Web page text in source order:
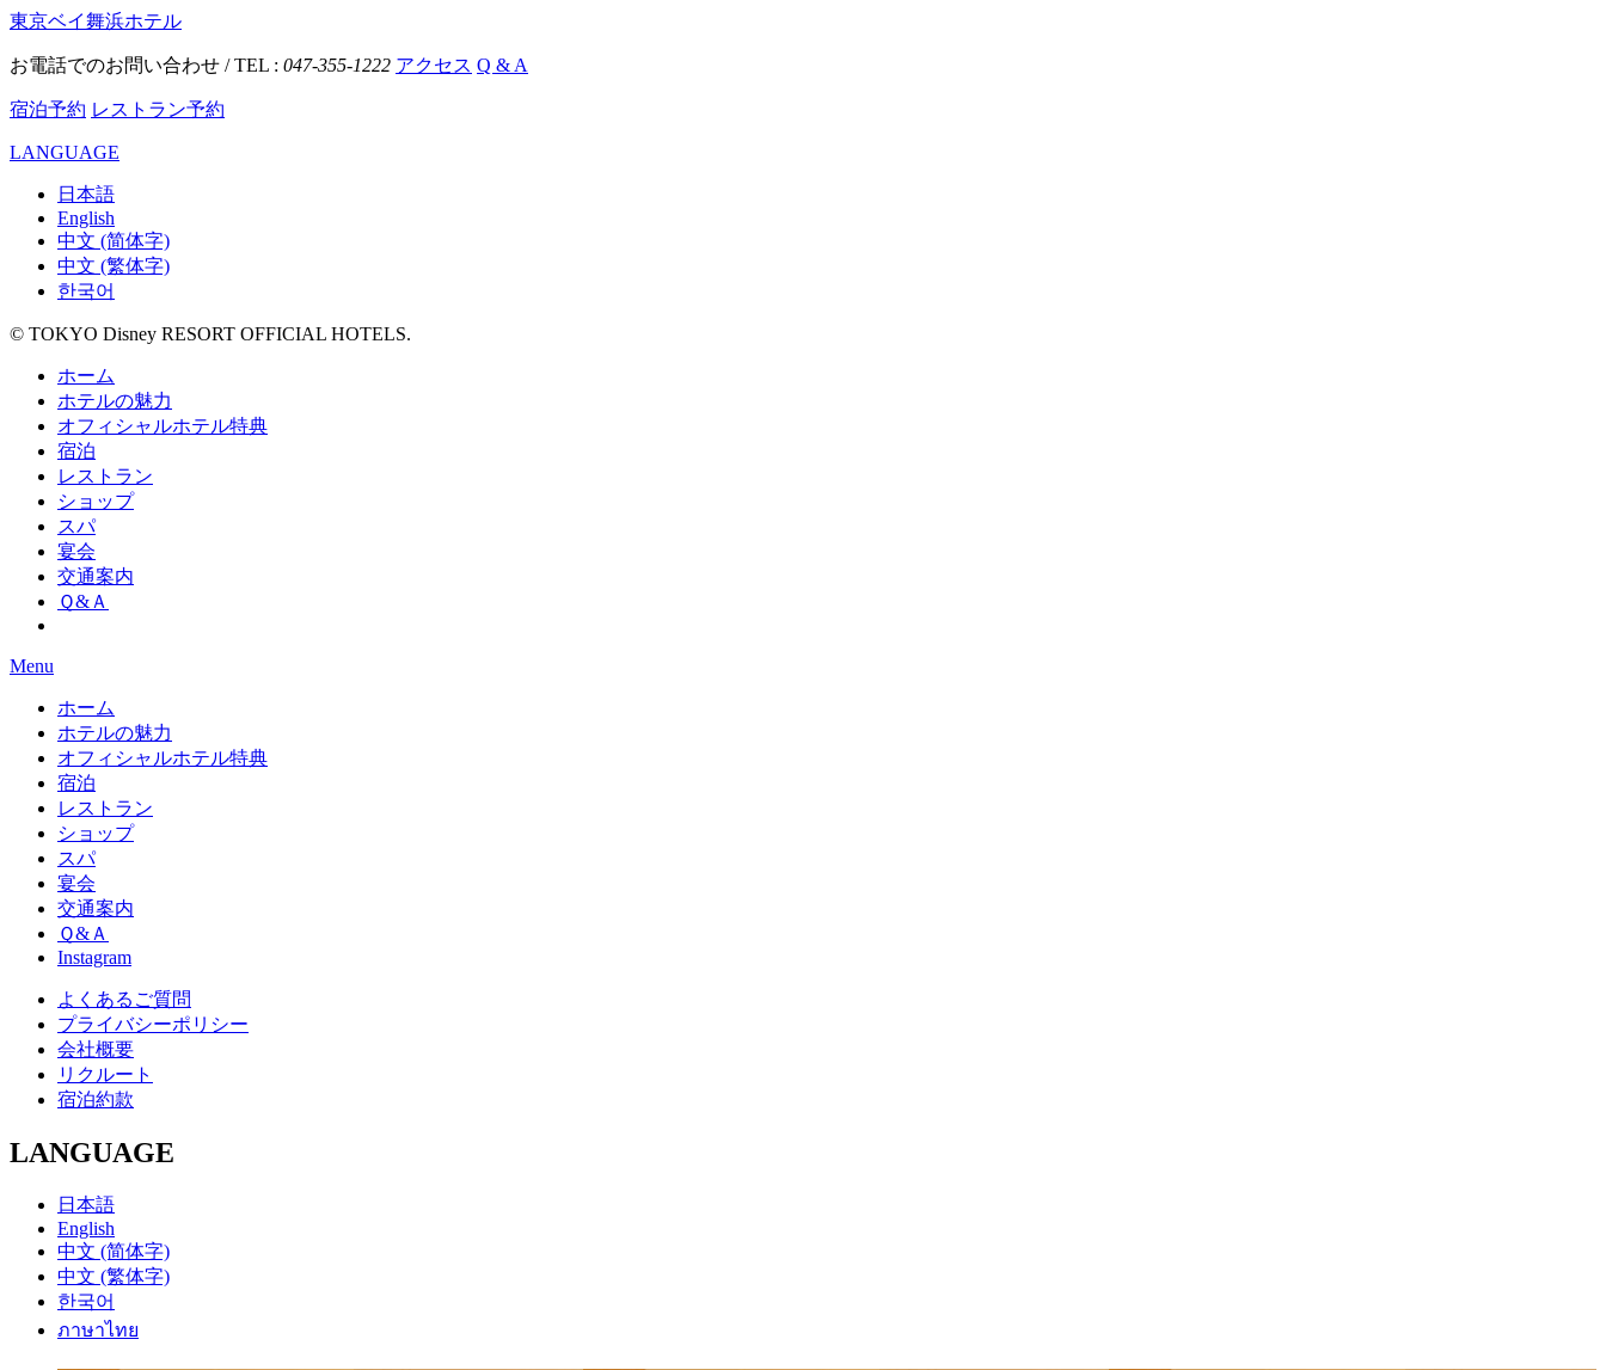
東京ベイ舞浜ホテル
お電話でのお問い合わせ / TEL : 047-355-1222 アクセス Q & A
宿泊予約 レストラン予約
LANGUAGE
日本語
English
中文 (简体字)
中文 (繁体字)
한국어
© TOKYO Disney RESORT OFFICIAL HOTELS.
ホーム
ホテルの魅力
オフィシャルホテル特典
宿泊
レストラン
ショップ
スパ
宴会
交通案内
Ｑ&Ａ
Menu
ホーム
ホテルの魅力
オフィシャルホテル特典
宿泊
レストラン
ショップ
スパ
宴会
交通案内
Ｑ&Ａ
Instagram
よくあるご質問
プライバシーポリシー
会社概要
リクルート
宿泊約款
LANGUAGE
日本語
English
中文 (简体字)
中文 (繁体字)
한국어
ภาษาไทย